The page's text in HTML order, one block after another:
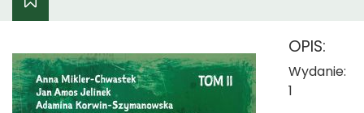
OPIS:
Wydanie:
1